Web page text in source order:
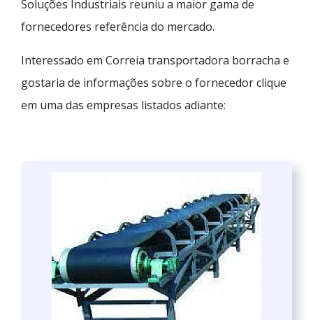
Soluções Industriais reuniu a maior gama de
fornecedores referência do mercado.
Interessado em Correia transportadora borracha e
gostaria de informações sobre o fornecedor clique
em uma das empresas listados adiante: